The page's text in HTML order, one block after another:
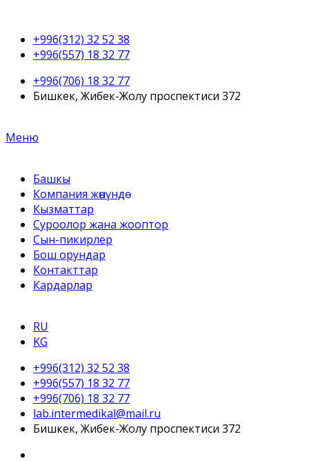
+996(312) 32 52 38
+996(557) 18 32 77
+996(706) 18 32 77
Бишкек, Жибек-Жолу проспектиси 372
Меню
Башкы
Компания жөнүндө
Кызматтар
Суроолор жана жооптор
Сын-пикирлер
Бош орундар
Контакттар
Кардарлар
RU
KG
+996(312) 32 52 38
+996(557) 18 32 77
+996(706) 18 32 77
lab.intermedikal@mail.ru
Бишкек, Жибек-Жолу проспектиси 372